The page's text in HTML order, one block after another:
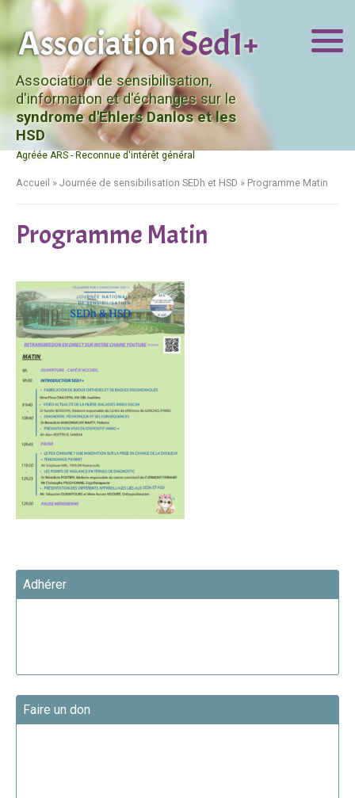
Association de sensibilisation,
d'information et d'échanges sur le
syndrome d'Ehlers Danlos et les
HSD
Agréée ARS - Reconnue d'intérêt général
Accueil » Journée de sensibilisation SEDh et HSD » Programme Matin
Programme Matin
Adhérer
Faire un don